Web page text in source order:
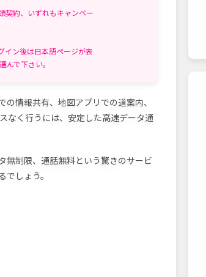
契約、いずれもキャンペー
イン後は日本語ページが表
で下さい。
情報共有、地図アプリでの道案内、
なく行うには、安定した高速データ通
無制限、通話無料という驚きのサービ
しょう。